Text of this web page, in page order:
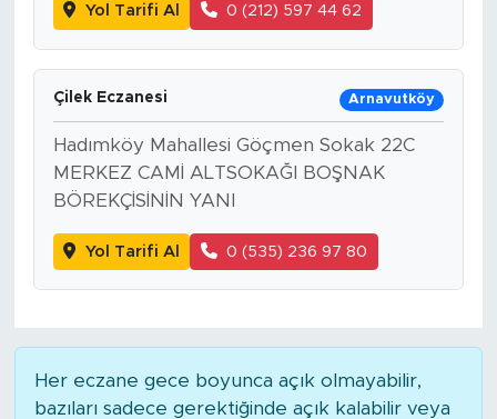
Yol Tarifi Al 0 (212) 597 44 62
Çilek Eczanesi Arnavutköy
Hadımköy Mahallesi Göçmen Sokak 22C
MERKEZ CAMİ ALTSOKAĞI BOŞNAK
BÖREKÇİSİNİN YANI
Yol Tarifi Al 0 (535) 236 97 80
Her eczane gece boyunca açık olmayabilir,
bazıları sadece gerektiğinde açık kalabilir veya